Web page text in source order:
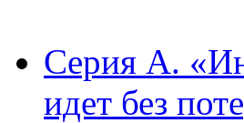
Серия А.
идет без